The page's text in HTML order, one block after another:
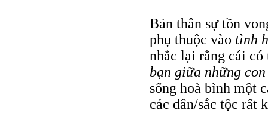
Bản thân sự tồn
phụ thuộc vào tình
nhắc lại rằng cái
bạn giữa những
sống hoà bình một
các dân/sắc tộc rất